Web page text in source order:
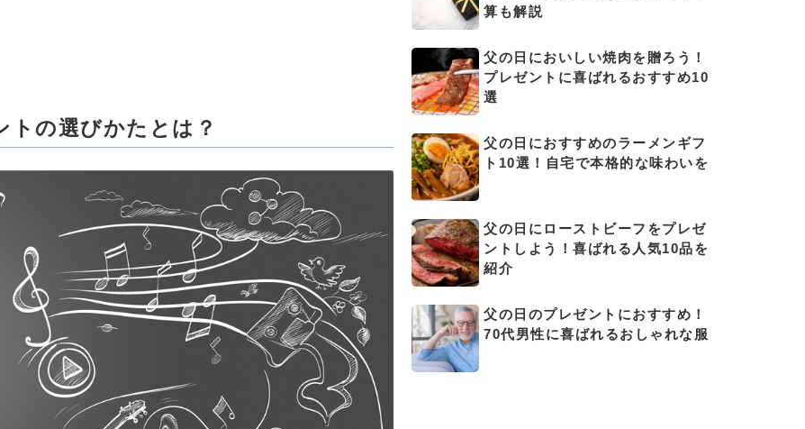
トの選びかたとは？
算も解説
父の日においしい焼肉を贈ろう！
プレゼントに喜ばれるおすすめ10
選
父の日におすすめのラーメンギフ
ト10選！自宅で本格的な味わいを
父の日にローストビーフをプレゼ
ントしよう！喜ばれる人気10品を
紹介
父の日のプレゼントにおすすめ！
70代男性に喜ばれるおしゃれな服